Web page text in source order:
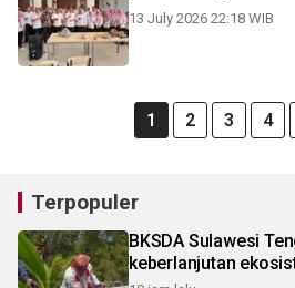
13 July 2026 22:18 WIB
1 2 3 4
Terpopuler
BKSDA Sulawesi
keberlanjutan